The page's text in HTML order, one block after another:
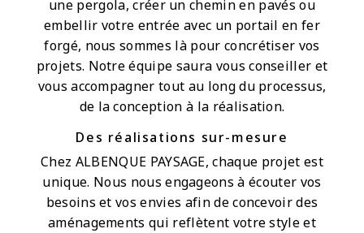
une pergola, créer un chemin en pavés ou
embellir votre entrée avec un portail en fer
forgé, nous sommes là pour concrétiser vos
projets. Notre équipe saura vous conseiller et
vous accompagner tout au long du processus,
de la conception à la réalisation.
Des réalisations sur-mesure
Chez ALBENQUE PAYSAGE, chaque projet est
unique. Nous nous engageons à écouter vos
besoins et vos envies afin de concevoir des
aménagements qui reflètent votre style et